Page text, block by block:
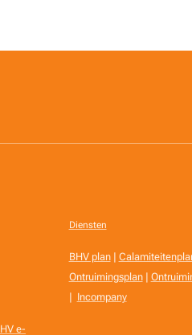
e-
Diensten
BHV plan|
Ontruimingsplan|
| Incompany